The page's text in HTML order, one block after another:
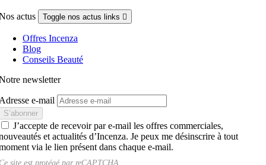
actus Toggle nos actus links 
Offres Incenza
Blog
Conseils Beauté
newsletter
e-mail
J’accepte de recevoir par e-mail les offres commerciales,
et actualités d’Incenza. Je peux me désinscrire à tout
via le lien présent dans chaque e-mail.
site est protégé parreCAPTCHA